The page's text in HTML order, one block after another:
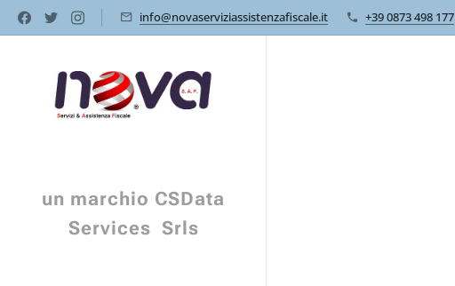
info@novaserviziassistenzafiscale.it +39 0873 498 177
un marchio CSData
Services Srls